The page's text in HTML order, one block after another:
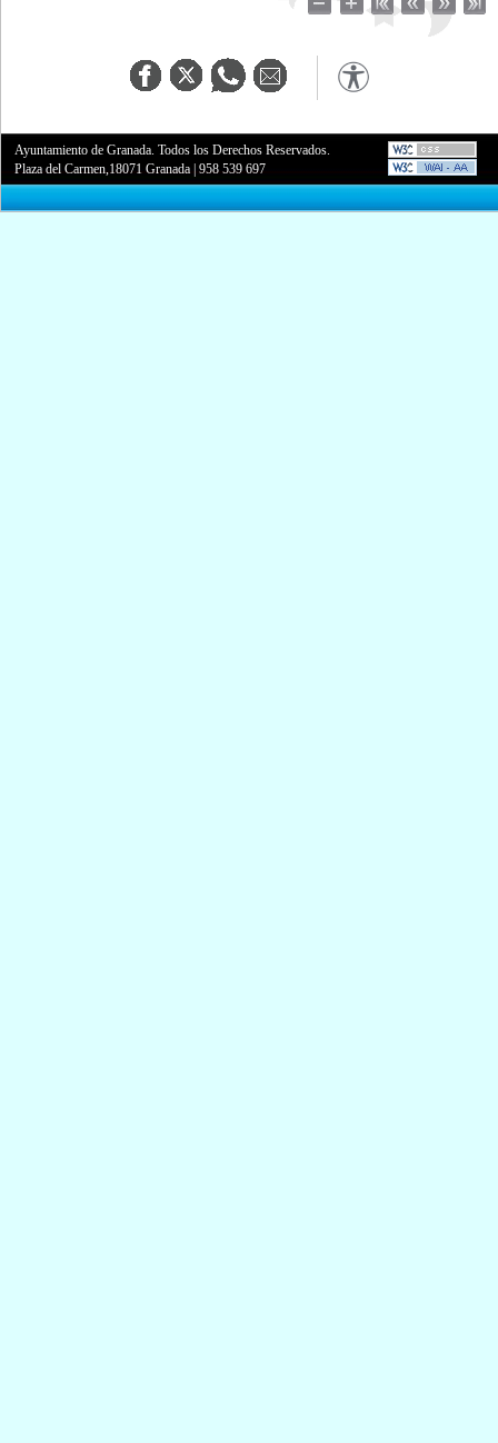
Ayuntamiento de Granada. Todos los Derechos Reservados.
Plaza del Carmen,18071 Granada |958 539 697